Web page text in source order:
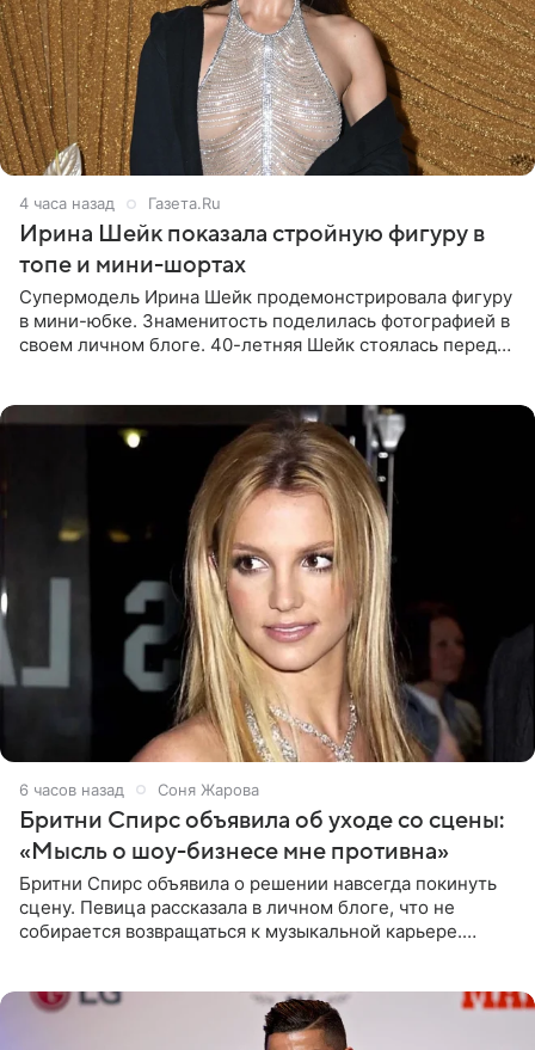
4 часа назад Газета.Ru
Ирина Шейк показала стройную фигуру в
топе и мини-шортах
Супермодель Ирина Шейк продемонстрировала фигуру
в мини-юбке. Знаменитость поделилась фотографией в
своем личном блоге. 40-летняя Шейк стоялась перед
6 часов назад Соня Жарова
Бритни Спирс объявила об уходе со сцены:
«Мысль о шоу-бизнесе мне противна»
Бритни Спирс объявила о решении навсегда покинуть
сцену. Певица рассказала в личном блоге, что не
собирается возвращаться к музыкальной карьере.